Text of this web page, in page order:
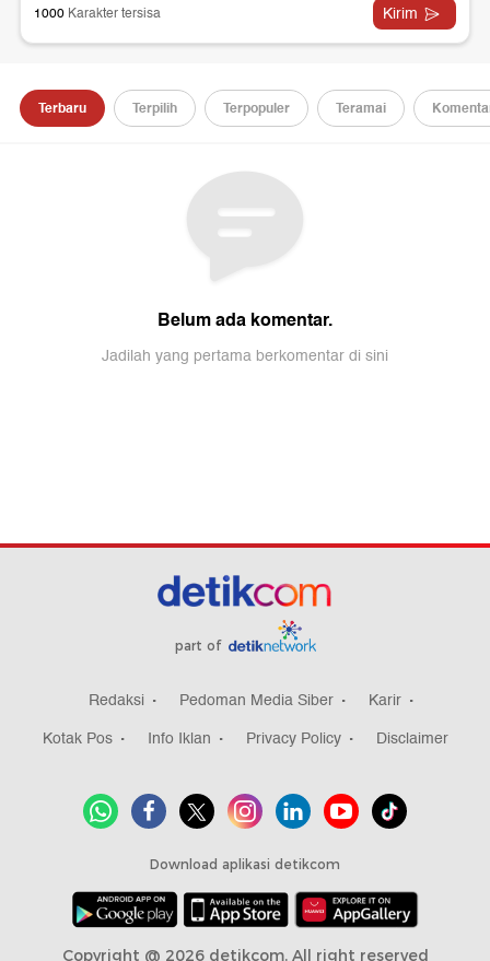
part of
Redaksi Pedoman Media Siber
Karir
Kotak Pos
Info Iklan Privacy Policy Disclaimer
Download aplikasi detikcom
Copyright @ 2026 detikcom, All right reserved